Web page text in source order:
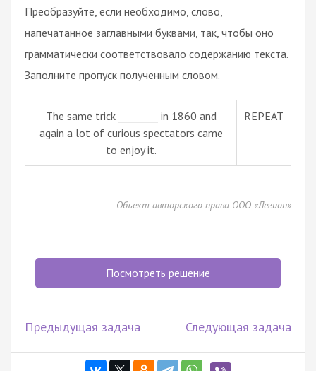
Преобразуйте, если необходимо, слово,
напечатанное заглавными буквами, так, чтобы оно
грамматически соответствовало содержанию текста.
Заполните пропуск полученным словом.
The same trick ________ in 1860 and
again a lot of curious spectators came
to enjoy it.
REPEAT
Объект авторского права ООО «Легион»
Посмотреть решение
Предыдущая задача Следующая задача